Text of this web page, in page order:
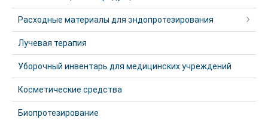
Расходные материалы для эндопротезирования
Лучевая терапия
Уборочный инвентарь для медицинских учреждений
Косметические средства
Биопротезирование